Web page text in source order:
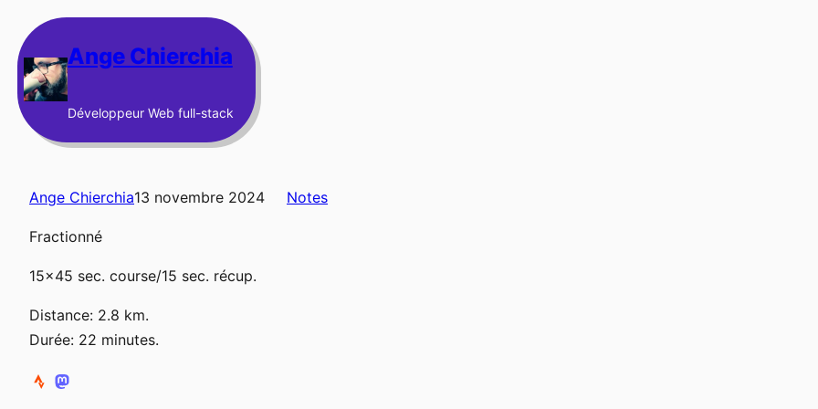
au
contenu Ange Chierchia
Développeur Web full-stack
Ange Chierchia13 novembre 2024 Notes
Fractionné
15×45 sec. course/15 sec. récup.
Distance: 2.8 km.
Durée: 22 minutes.